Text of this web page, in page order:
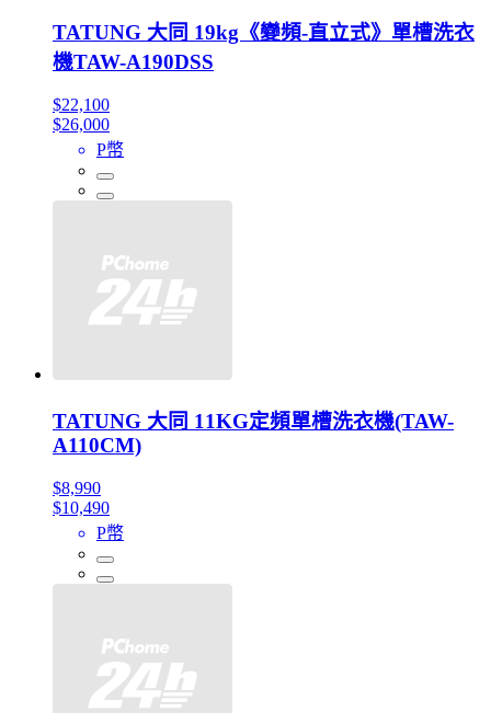
TATUNG 大同 19kg《變頻-直立式》單槽洗衣
機TAW-A190DSS
$22,100
$26,000
P幣
TATUNG 大同 11KG定頻單槽洗衣機(TAW-
A110CM)
$8,990
$10,490
P幣